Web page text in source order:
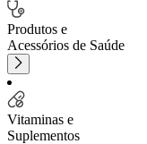
Produtos e
Acessórios de Saúde
Vitaminas e
Suplementos